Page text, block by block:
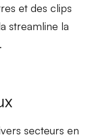
et desclips
streamline la
secteurs en